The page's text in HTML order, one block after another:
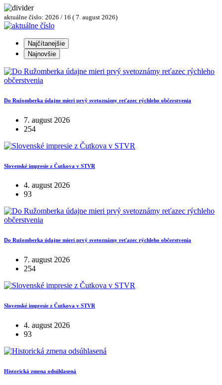
aktuálne číslo: 2026 / 16 ( 7. august 2026)
Najčítanejšie
Najnovšie
Do Ružomberka údajne mieri prvý svetoznámy reťazec rýchleho občerstvenia
7. august 2026
254
Slovenské impresie z Čutkova v STVR
4. august 2026
93
Do Ružomberka údajne mieri prvý svetoznámy reťazec rýchleho občerstvenia
7. august 2026
254
Slovenské impresie z Čutkova v STVR
4. august 2026
93
Historická zmena odsúhlasená